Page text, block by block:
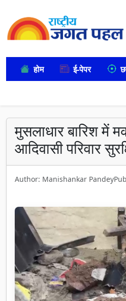
होम ई-पेपर
मुसलाधार बारिश में
आदिवासी परिवार
Author: Manishankar Pandey